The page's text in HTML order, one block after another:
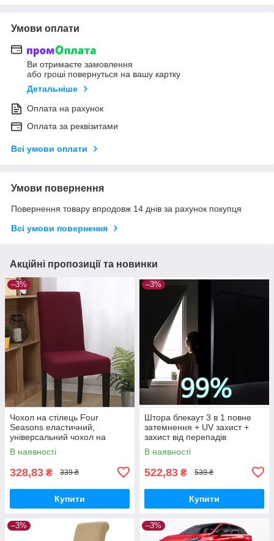
Умови оплати
Ви отримаєте замовлення
або гроші повернуться на вашу картку
Детальніше
Оплата на рахунок
Оплата за реквізитами
Всі умови оплати
Умови повернення
Повернення товару впродовж 14 днів за рахунок покупця
Всі умови повернення
Акційні пропозиції та новинки
–3%
Чохол на стілець Four
Seasons еластичний,
універсальний чохол на
стілець для дому, готелю, в
європейському та
В наявності
328,83 ₴ 339 ₴
Купити
–3%
Штора блекаут 3 в 1 повне
затемнення + UV захист +
захист від перепадів
температур "Prestige". 100 х
140
В наявності
522,83 ₴ 539 ₴
Купити
–3% –3%